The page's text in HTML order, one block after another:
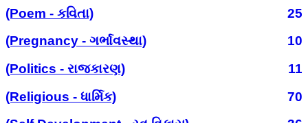
(Poem - કવિતા)
25
(Pregnancy - ગર્ભાવસ્થા)
10
(Politics - રાજકારણ)
11
(Religious - ધાર્મિક)
70